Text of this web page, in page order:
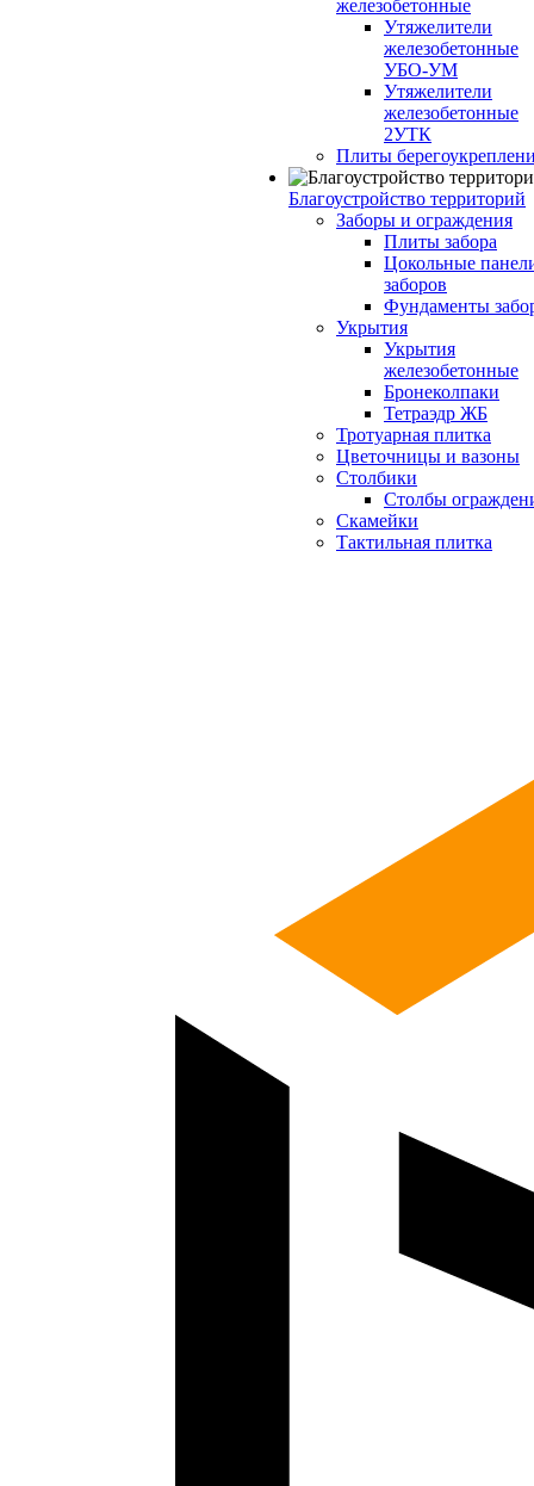
железобетонные
Утяжелители
железобетонные
УБО-УМ
Утяжелители
железобетонные
2УТК
Плиты
Благоустройство территорий
Заборы и ограждения
Плиты забора
Цокольные
заборов
Фундаменты
Укрытия
Укрытия
железобетонные
Бронеколпаки
Тетраэдр ЖБ
Тротуарная плитка
Цветочницы и вазоны
Столбики
Столбы
Скамейки
Тактильная плитка